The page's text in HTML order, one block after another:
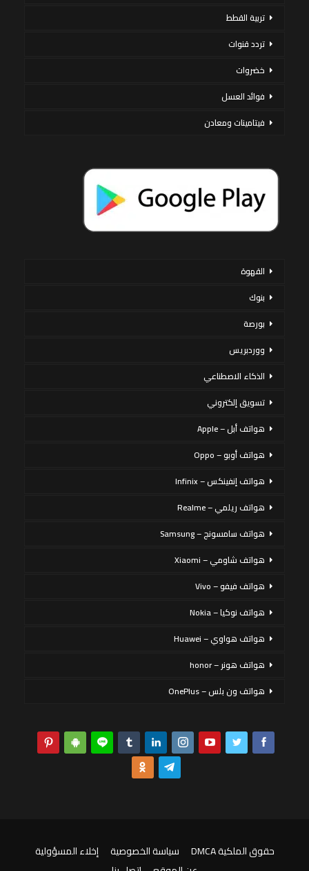
تربية القطط
تردد قنوات
خضروات
فوائد العسل
فيتامينات ومعادن
القهوة
بنوك
بورصة
ووردبريس
الذكاء الاصطناعي
تسويق إلكتروني
هواتف أبل – Apple
هواتف أوبو – Oppo
هواتف إنفينكس – Infinix
هواتف ريلمي – Realme
هواتف سامسونج – Samsung
هواتف شاومي – Xiaomi
هواتف فيفو – Vivo
هواتف نوكيا – Nokia
هواتف هواوي – Huawei
هواتف هونر – honor
هواتف ون بلس – OnePlus
حقوق الملكية DMCA سياسة الخصوصية
إخلاء المسؤولية